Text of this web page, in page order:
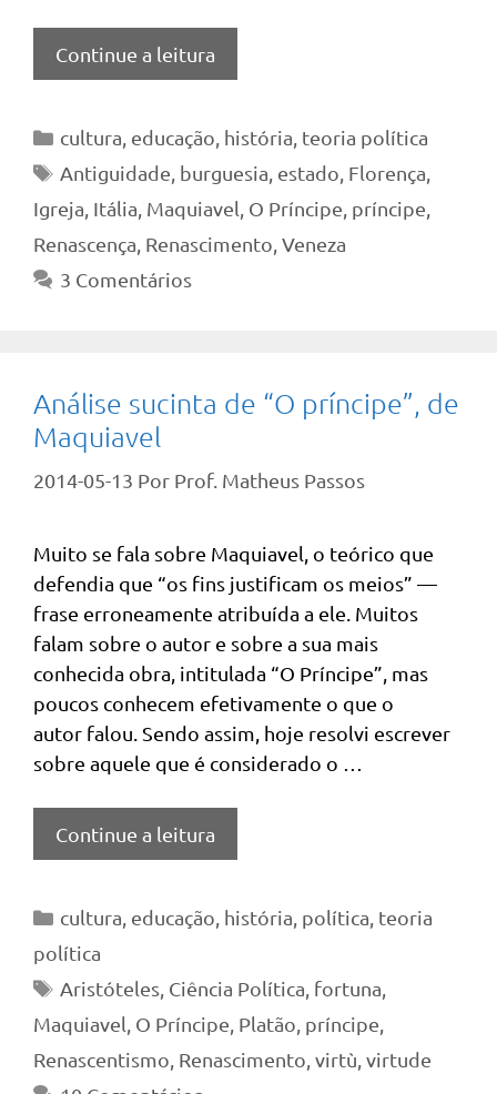
Continue a leitura
Categorias
cultura educação história teoria política
Tags
Antiguidade burguesia estado Florença
Igreja Itália Maquiavel O Príncipe príncipe
Renascença Renascimento Veneza
3 Comentários
Análise sucinta de “O príncipe”, de
Maquiavel
2014-05-13 Por Prof. Matheus Passos
Muito se fala sobre Maquiavel, o teórico que
defendia que “os fins justificam os meios” —
frase erroneamente atribuída a ele. Muitos
falam sobre o autor e sobre a sua mais
conhecida obra, intitulada “O Príncipe”, mas
poucos conhecem efetivamente o que o
autor falou. Sendo assim, hoje resolvi escrever
sobre aquele que é considerado o …
Continue a leitura
Categorias
cultura educação história política teoria
política
Tags
Aristóteles, Ciência Política fortuna
Maquiavel O Príncipe Platão príncipe
Renascentismo Renascimento virtù virtude